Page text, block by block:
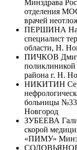
Минздрава
отделения
врачей
ПЕРШИНА
специалист
области, Н.
ПИЧКОВ
района г. Н.
НИКИТИН
больницы
Новгород
ЗУБЕЕВА
скорой
«ПИМУ»
СОЛОВЬЯНОВА